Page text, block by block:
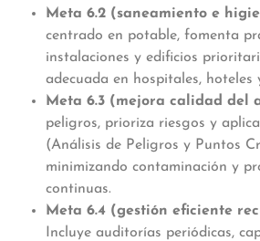
Meta 6.2 (saneamiento e
centrado en potable, fomenta
instalaciones y edificios
adecuada en hospitales, hoteles
Meta 6.3 (mejora calidad del
peligros, prioriza riesgos y
(Análisis de Peligros y Puntos
minimizando contaminación y
continuas.
Meta 6.4 (gestión eficiente
Incluye auditorías periódicas,